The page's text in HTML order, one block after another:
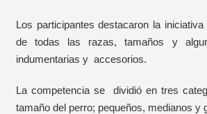
Los participantes destacaron la
de todas las razas, tamaños y
indumentarias y accesorios.
La competencia se dividió en tres
tamaño del perro; pequeños, medianos y